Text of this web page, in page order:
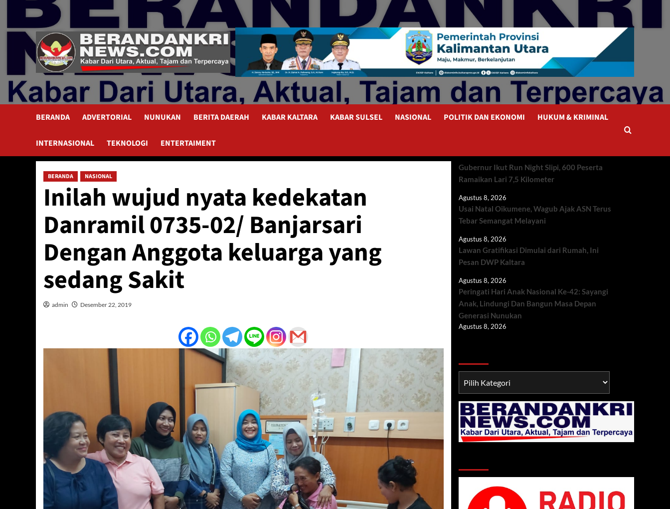
content
BERANDA ADVERTORIAL NUNUKAN BERITA DAERAH KABAR KALTARA KABAR SULSEL NASIONAL POLITIK DAN EKONOMI HUKUM & KRIMINAL
INTERNASIONAL TEKNOLOGI ENTERTAIMENT
BERANDA NASIONAL
Inilah wujud nyata kedekatan
Danramil 0735-02/ Banjarsari
Dengan Anggota keluarga yang
sedang Sakit
admin Desember 22, 2019
Gubernur Ikut Run Night Slipi, 600 Peserta
Ramaikan Lari 7,5 Kilometer
Agustus 8, 2026
Usai Natal Oikumene, Wagub Ajak ASN Terus
Tebar Semangat Melayani
Agustus 8, 2026
Lawan Gratifikasi Dimulai dari Rumah, Ini
Pesan DWP Kaltara
Agustus 8, 2026
Peringati Hari Anak Nasional Ke-42: Sayangi
Anak, Lindungi Dan Bangun Masa Depan
Generasi Nunukan
Agustus 8, 2026
TNI/POLRI